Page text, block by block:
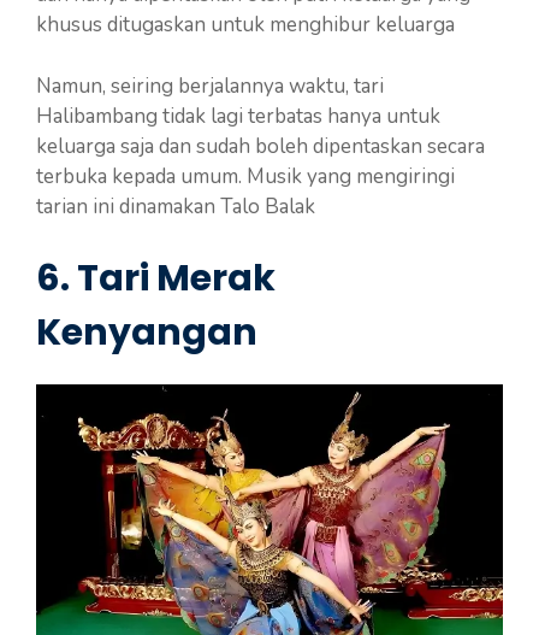
khusus ditugaskan untuk menghibur keluarga
Namun, seiring berjalannya waktu, tari
Halibambang tidak lagi terbatas hanya untuk
keluarga saja dan sudah boleh dipentaskan secara
terbuka kepada umum. Musik yang mengiringi
tarian ini dinamakan Talo Balak
6.Tari Merak
Kenyangan